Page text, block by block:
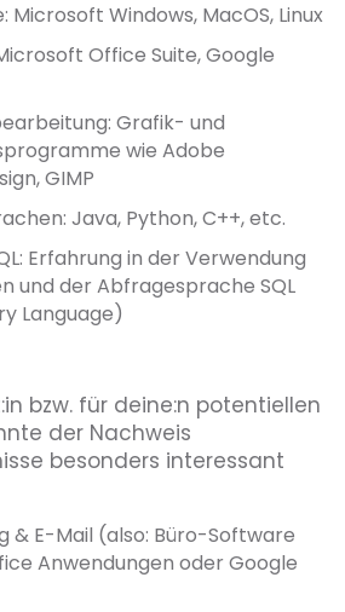
Windows, MacOS, Linux
Office Suite, Google
Grafik- und
wie Adobe
GIMP
Java, Python, C++, etc.
Erfahrung in der Verwendung
und der Abfragesprache SQL
Language)
bzw. für deine:n potentiellen
der Nachweis
besonders interessant
& E-Mail (also: Büro-Software
Anwendungen oder Google